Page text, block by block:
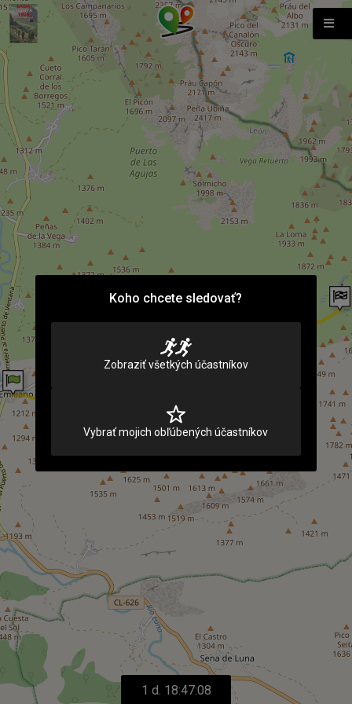
Koho chcete sledovať?
Zobraziť všetkých účastníkov
Vybrať mojich obľúbených účastníkov
1 d. 18:47:08